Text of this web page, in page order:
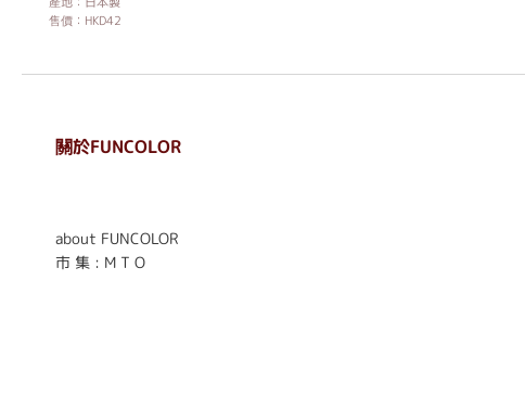
售價：HKD42
關於FUNCOLOR
about FUNCOLOR
市 集 : M T O